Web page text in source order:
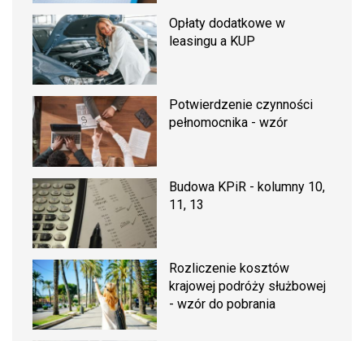
Opłaty dodatkowe w
leasingu a KUP
Potwierdzenie czynności
pełnomocnika - wzór
Budowa KPiR - kolumny 10,
11, 13
Rozliczenie kosztów
krajowej podróży służbowej
- wzór do pobrania